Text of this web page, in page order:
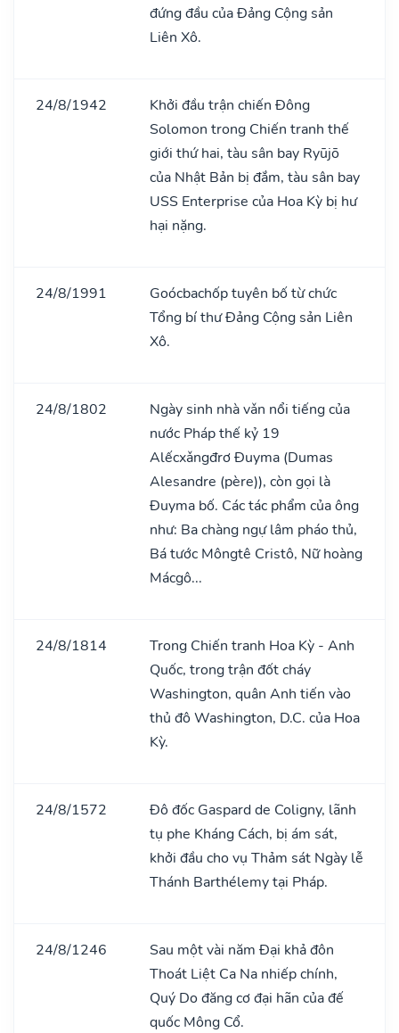
đứng đầu của Đảng Cộng sản
Liên Xô.
24/8/1942
Khởi đầu trận chiến Đông
Solomon trong Chiến tranh thế
giới thứ hai, tàu sân bay Ryūjō
của Nhật Bản bị đắm, tàu sân bay
USS Enterprise của Hoa Kỳ bị hư
hại nặng.
24/8/1991
Goócbachốp tuyên bố từ chức
Tổng bí thư Đảng Cộng sản Liên
Xô.
24/8/1802
Ngày sinh nhà vǎn nổi tiếng của
nước Pháp thế kỷ 19
Alếcxǎngđrơ Đuyma (Dumas
Alesandre (père)), còn gọi là
Đuyma bố. Các tác phẩm của ông
như: Ba chàng ngự lâm pháo thủ,
Bá tước Môngtê Cristô, Nữ hoàng
Mácgô...
24/8/1814
Trong Chiến tranh Hoa Kỳ - Anh
Quốc, trong trận đốt cháy
Washington, quân Anh tiến vào
thủ đô Washington, D.C. của Hoa
Kỳ.
24/8/1572
Đô đốc Gaspard de Coligny, lãnh
tụ phe Kháng Cách, bị ám sát,
khởi đầu cho vụ Thảm sát Ngày lễ
Thánh Barthélemy tại Pháp.
24/8/1246
Sau một vài năm Đại khả đôn
Thoát Liệt Ca Na nhiếp chính,
Quý Do đăng cơ đại hãn của đế
quốc Mông Cổ.